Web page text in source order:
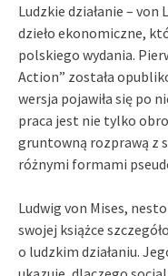
Ludzkie działanie –
dzieło ekonomiczne,
polskiego wydania.
Action” została
wersja pojawiła się po
praca jest nie tylko
gruntowną rozprawą z
różnymi formami
Ludwig von Mises,
swojej książce
o ludzkim działaniu.